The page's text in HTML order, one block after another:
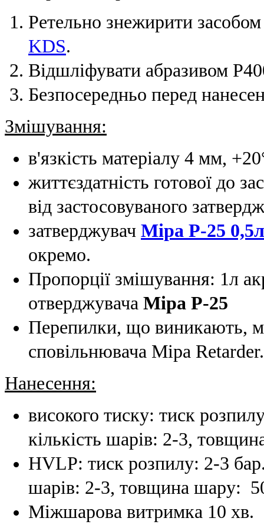
Ретельно знежирити
KDS.
Відшліфувати абразивом
Безпосередньо перед
Змішування:
в'язкість матеріалу 4 мм,
життєздатність готової до
від застосовуваного
затверджувач Mipa Р-25 0,5л
окремо.
Пропорції змішування: 1л
отверджувача Mipa Р-25
Перепилки, що виникають,
сповільнювача Mipa Retarder.
Нанесення:
високого тиску: тиск
кількість шарів: 2-3,
HVLP: тиск розпилу: 2-3
шарів: 2-3, товщина шару:
Міжшарова витримка 10 хв.